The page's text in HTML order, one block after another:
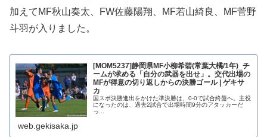
加えてMF秋山奏太、FW佐藤陽翔、MF若山綺良、MF菅野
斗羽が入りました。
[MOM5237]静岡県MF小柳希碧(常葉大橘/1年)_チ
ームが求める「自分の武器を出せ」。交代出場の
MFが得意の切り返しからの決勝ゴール | ゲキサ
カ
国スポ決勝進出をかけた準決勝は、0-0で試合終盤へ。主役
になったのは、過去2試合で出場時間9分のアタッカーだ
っ...
web.gekisaka.jp